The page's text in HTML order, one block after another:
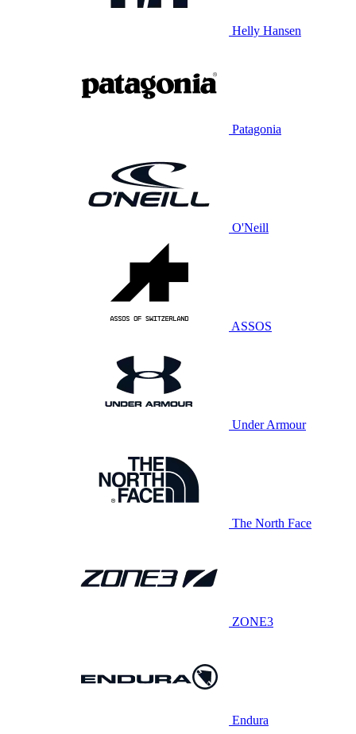
Helly Hansen
Patagonia
O'Neill
ASSOS
Under Armour
The North Face
ZONE3
Endura